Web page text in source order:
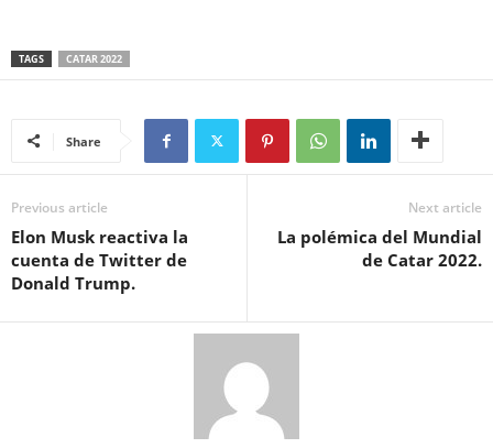
TAGS CATAR 2022
Share
Previous article
Elon Musk reactiva la
cuenta de Twitter de
Donald Trump.
Next article
La polémica del Mundial
de Catar 2022.